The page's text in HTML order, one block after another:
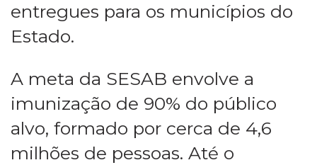
entregues para os municípios do
Estado.
A meta da SESAB envolve a
imunização de 90% do público
alvo, formado por cerca de 4,6
milhões de pessoas. Até o